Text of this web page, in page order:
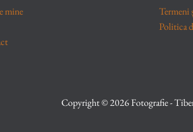
mine
Politica
Copyright © 2026 Fotografie -